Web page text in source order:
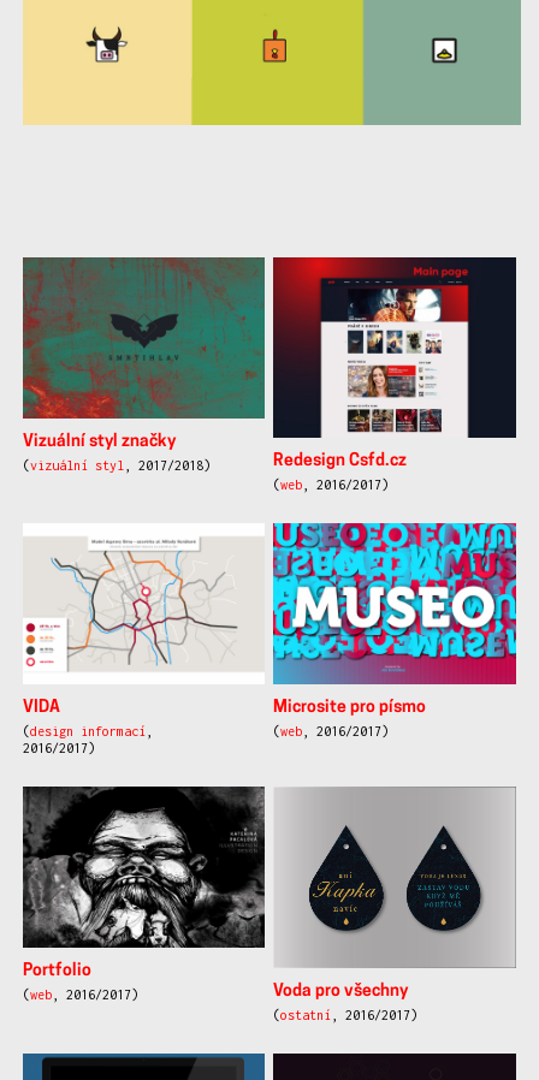
další
práce
Vizuální styl značky
(vizuální styl , 2017/2018) Redesign Csfd.cz
(web , 2016/2017)
VIDA
(design informací
2016/2017)
Microsite pro písmo
(web , 2016/2017)
Portfolio
(web, 2016/2017) Voda pro všechny
(ostatní , 2016/2017)